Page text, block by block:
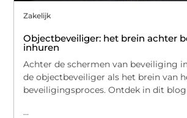
Zakelijk
Objectbeveiliger: het brein achter
inhuren
Achter de schermen van beveiliging
de objectbeveiliger als het brein van
beveiligingsproces. Ontdek in dit
...